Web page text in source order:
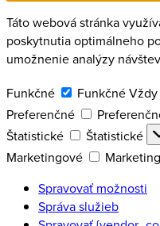
Táto webová stránka
poskytnutia optimálneho
umožnenie analýzy
Funkčné
Funkčné
Preferenčné
Štatistické
Štatistické
Marketingové
Spravovať možnosti
Správa služieb